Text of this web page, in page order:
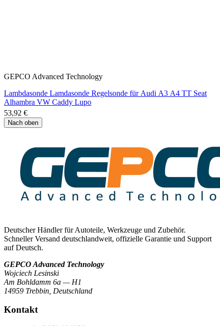
GEPCO Advanced Technology
Lambdasonde Lamdasonde Regelsonde für Audi A3 A4 TT Seat
Alhambra VW Caddy Lupo
53,92 €
Nach oben
Deutscher Händler für Autoteile, Werkzeuge und Zubehör.
Schneller Versand deutschlandweit, offizielle Garantie und Support
auf Deutsch.
GEPCO Advanced Technology
Wojciech Lesinski
Am Bohldamm 6a — H1
14959 Trebbin Deutschland
Kontakt